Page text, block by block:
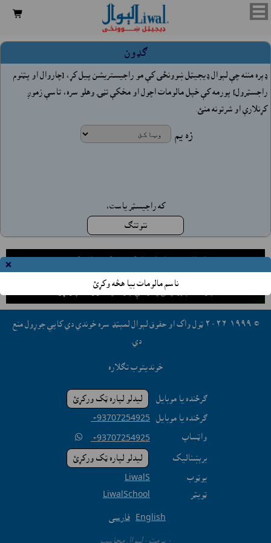

×
ناسم مالومات بيا هڅه وکړئ
ګډون
ډېره مننه چې لېوال ډيجيټل ښوونځى کې مو راجيستريشن پيل کړ، [چاروال او پټنوم
راجسټرول] پورمه کې خپل مالومات اچول او مخکې تڼۍ وهلو سره، تاسې زموږ
کړنلارې او شرتونه منئ.
زه يم
که راجيسټر ياست،
ننوتنګ
لپاره حساب پرانيځئ يا مرستې لپاره کليک او واټساپ وکړئ.
© ١٩٩٩-٢٠٢٦ ټول واک او حقوق لېوال لمېټډ سره خوندي دي کاپي جوړول منع
دي.
خونديتوب تګلاره
ګرځنده يا موبايل ليدلو لپاره ټک ورکړئ
ګرځنده يا موبايل ‎ +93707254925
واټساپ ‎ +93707254925

برېښناليک ليدلو لپاره ټک ورکړئ
يوټوب
LiwalS
ټويټر
LiwalSchool
English فارسی
- پرمټ -لېوال محاسب